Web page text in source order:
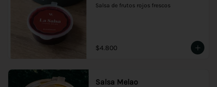
Salsa de frutos rojos frescos
$4.800
Salsa Melao